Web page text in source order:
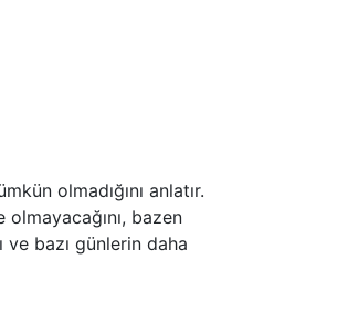
olmadığını anlatır.
bazen
ve bazı günlerin daha